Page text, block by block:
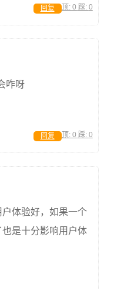
顶: 0 踩: 0
回复
咋呀
顶: 0 踩: 0
回复
体验好，如果一个
是十分影响用户体